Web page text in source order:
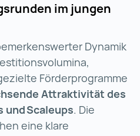
im jungen
Dynamik
Förderprogramme
Attraktivität des
Scaleups. Die
eine klare